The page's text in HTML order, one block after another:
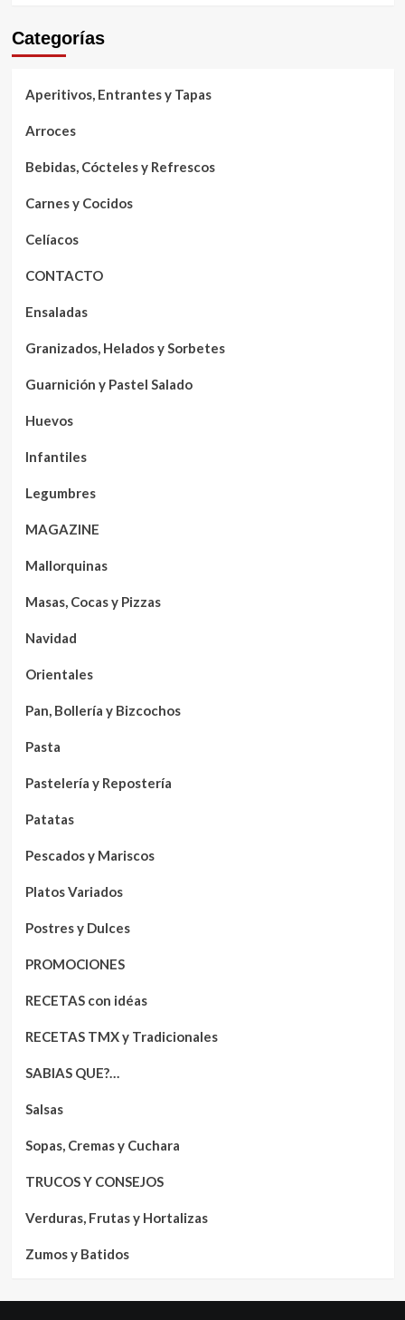
Categorías
Aperitivos, Entrantes y Tapas
Arroces
Bebidas, Cócteles y Refrescos
Carnes y Cocidos
Celíacos
CONTACTO
Ensaladas
Granizados, Helados y Sorbetes
Guarnición y Pastel Salado
Huevos
Infantiles
Legumbres
MAGAZINE
Mallorquinas
Masas, Cocas y Pizzas
Navidad
Orientales
Pan, Bollería y Bizcochos
Pasta
Pastelería y Repostería
Patatas
Pescados y Mariscos
Platos Variados
Postres y Dulces
PROMOCIONES
RECETAS con idéas
RECETAS TMX y Tradicionales
SABIAS QUE?…
Salsas
Sopas, Cremas y Cuchara
TRUCOS Y CONSEJOS
Verduras, Frutas y Hortalizas
Zumos y Batidos